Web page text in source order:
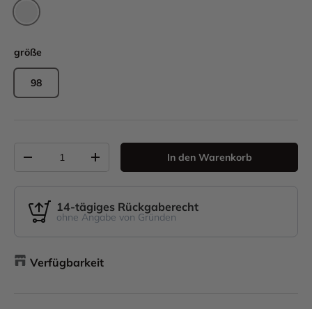
Sandy Beach/Peanut B
größe
98
-
+ In den Warenkorb
14-tägiges Rückgaberecht
ohne Angabe von Gründen
Verfügbarkeit